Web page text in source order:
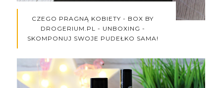
CZEGO PRAGNĄ KOBIETY - BOX BY
DROGERIUM.PL - UNBOXING -
SKOMPONUJ SWOJE PUDEŁKO SAMA!